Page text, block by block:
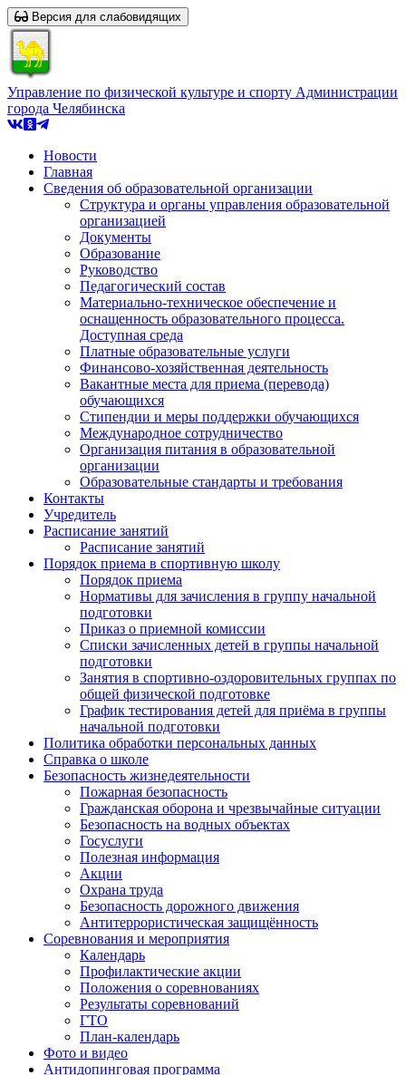
Версия для слабовидящих
Управление по физической культуре и спорту Администрации
города Челябинска
Новости
Главная
Сведения об образовательной организации
Структура и органы управления образовательной
организацией
Документы
Образование
Руководство
Педагогический состав
Материально-техническое обеспечение и
оснащенность образовательного процесса.
Доступная среда
Платные образовательные услуги
Финансово-хозяйственная деятельность
Вакантные места для приема (перевода)
обучающихся
Стипендии и меры поддержки обучающихся
Международное сотрудничество
Организация питания в образовательной
организации
Образовательные стандарты и требования
Контакты
Учредитель
Расписание занятий
Расписание занятий
Порядок приема в спортивную школу
Порядок приема
Нормативы для зачисления в группу начальной
подготовки
Приказ о приемной комиссии
Списки зачисленных детей в группы начальной
подготовки
Занятия в спортивно-оздоровительных группах по
общей физической подготовке
График тестирования детей для приёма в группы
начальной подготовки
Политика обработки персональных данных
Справка о школе
Безопасность жизнедеятельности
Пожарная безопасность
Гражданская оборона и чрезвычайные ситуации
Безопасность на водных объектах
Госуслуги
Полезная информация
Акции
Охрана труда
Безопасность дорожного движения
Антитеррористическая защищённость
Соревнования и мероприятия
Календарь
Профилактические акции
Положения о соревнованиях
Результаты соревнований
ГТО
План-календарь
Фото и видео
Антидопинговая программа